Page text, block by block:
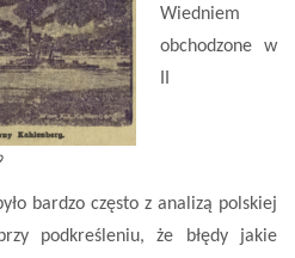
Wiedniem
obchodzone w
bardzo często z analizą polskiej
podkreśleniu, że błędy jakie